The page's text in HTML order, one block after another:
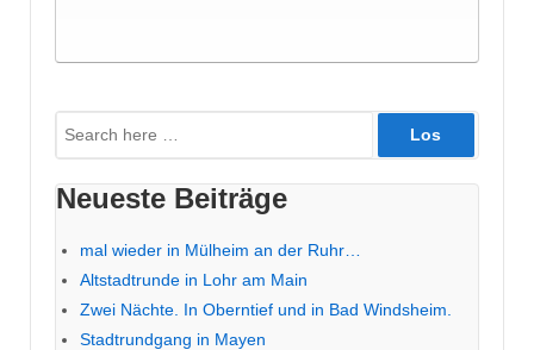
Suche
nach:
Neueste Beiträge
mal wieder in Mülheim an der Ruhr…
Altstadtrunde in Lohr am Main
Zwei Nächte. In Oberntief und in Bad Windsheim.
Stadtrundgang in Mayen